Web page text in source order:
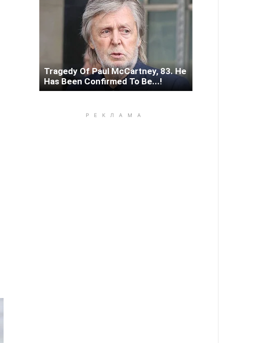
Tragedy Of Paul McCartney, 83. He
Has Been Confirmed To Be...!